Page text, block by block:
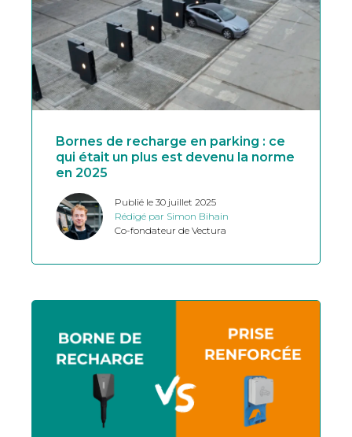
Bornes de recharge en parking : ce
qui était un plus est devenu la norme
en 2025
Publié le 30 juillet 2025
Rédigé par Simon Bihain
Co-fondateur de Vectura